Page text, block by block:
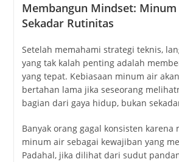
Membangun Mindset: Minum
Sekadar Rutinitas
Setelah memahami strategi teknis,
yang tak kalah penting adalah
yang tepat. Kebiasaan minum air akan
bertahan lama jika seseorang
bagian dari gaya hidup, bukan
Banyak orang gagal konsisten karena
minum air sebagai kewajiban yang
Padahal, jika dilihat dari sudut